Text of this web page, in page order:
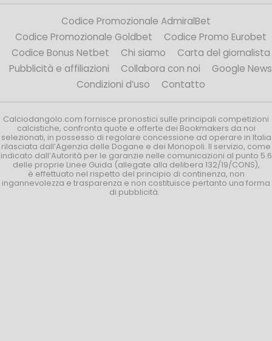
Codice Promozionale AdmiralBet
Codice Promozionale Goldbet
Codice Promo Eurobet
Codice Bonus Netbet
Chi siamo
Carta del giornalista
Pubblicità e affiliazioni
Collabora con noi
Google News
Condizioni d’uso
Contatto
Calciodangolo.com fornisce pronostici sulle principali competizioni
calcistiche, confronta quote e offerte dei Bookmakers da noi
selezionati, in possesso di regolare concessione ad operare in Italia
rilasciata dall’Agenzia delle Dogane e dei Monopoli. Il servizio, come
indicato dall’Autorità per le garanzie nelle comunicazioni al punto 5.6
delle proprie Linee Guida (allegate alla delibera 132/19/CONS),
è effettuato nel rispetto del principio di continenza, non
ingannevolezza e trasparenza e non costituisce pertanto una forma
di pubblicità.